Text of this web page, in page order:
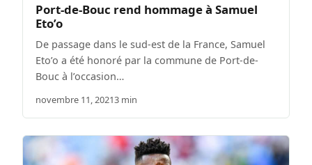
Port-de-Bouc rend hommage à Samuel
Eto’o
De passage dans le sud-est de la France, Samuel
Eto’o a été honoré par la commune de Port-de-
Bouc à l’occasion…
novembre 11, 20213 min